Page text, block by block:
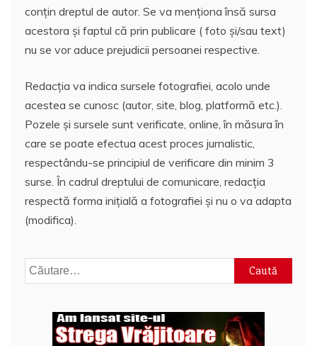
conțin dreptul de autor. Se va menționa însă sursa
acestora și faptul că prin publicare ( foto și/sau text)
nu se vor aduce prejudicii persoanei respective.
Redacția va indica sursele fotografiei, acolo unde
acestea se cunosc (autor, site, blog, platformă etc.).
Pozele și sursele sunt verificate, online, în măsura în
care se poate efectua acest proces jurnalistic,
respectându-se principiul de verificare din minim 3
surse. În cadrul dreptului de comunicare, redacția
respectă forma inițială a fotografiei și nu o va adapta
(modifica).
Caută
după: